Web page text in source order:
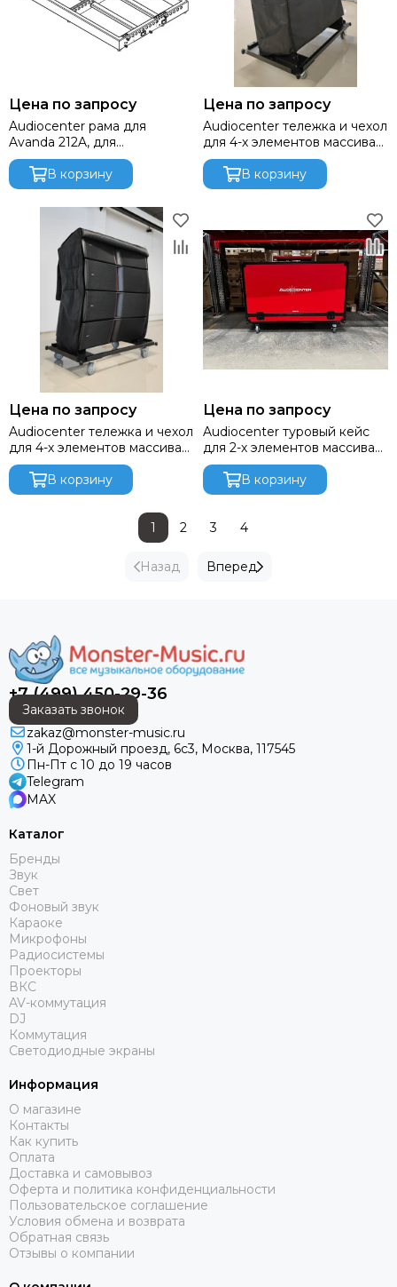
Цена по запросу
Audiocenter рама для
Avanda 212A, для
подвешивания и напольной
установки массива.
В корзину
Цена по запросу
Audiocenter тележка и чехол
для 4-х элементов массива
Avanda 210A
В корзину
Цена по запросу
Audiocenter тележка и чехол
для 4-х элементов массива
Avanda 212A
В корзину
Цена по запросу
Audiocenter туровый кейс
для 2-х элементов массива
Avanda 212A, цвет красный
В корзину
Назад
1 2 3 4
Вперед
+7 (499) 450-29-36
Заказать звонок
zakaz@monster-music.ru
1-й Дорожный проезд, 6с3, Москва, 117545
Пн-Пт с 10 до 19 часов
Telegram
MAX
Каталог
Бренды
Звук
Свет
Фоновый звук
Караоке
Микрофоны
Радиосистемы
Проекторы
ВКС
AV-коммутация
DJ
Коммутация
Светодиодные экраны
Информация
О магазине
Контакты
Как купить
Оплата
Доставка и самовывоз
Оферта и политика конфиденциальности
Пользовательское соглашение
Условия обмена и возврата
Обратная связь
Отзывы о компании